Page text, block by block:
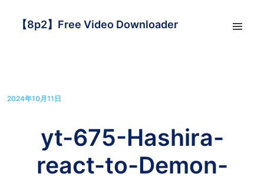
【8p2】Free Video Downloader
2024年10月11日
yt-675-Hashira-
react-to-Demon-